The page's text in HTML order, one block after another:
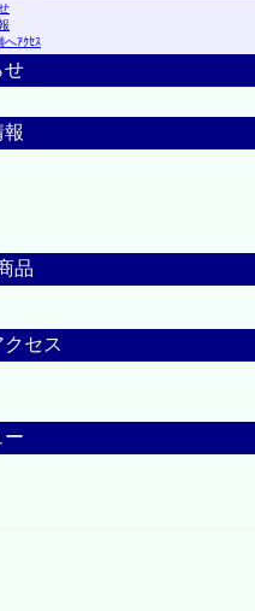
へｱｸｾｽ
せ
品
セス
ー